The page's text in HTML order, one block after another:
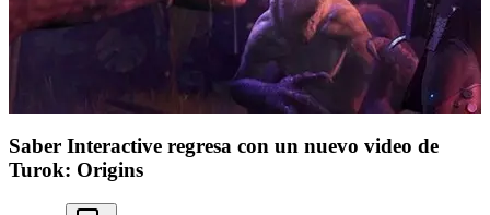
Saber Interactive regresa con un nuevo video de
Turok: Origins